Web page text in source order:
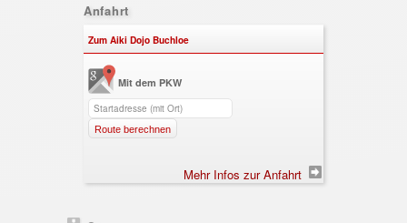
Anfahrt
Zum Aiki Dojo Buchloe
Mit dem PKW
Route berechnen
Mehr Infos zur Anfahrt